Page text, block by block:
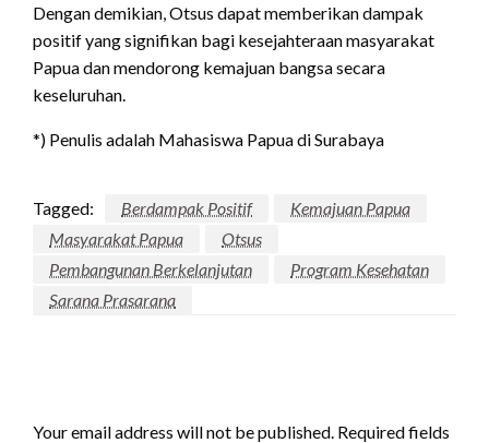
Dengan demikian, Otsus dapat memberikan dampak
positif yang signifikan bagi kesejahteraan masyarakat
Papua dan mendorong kemajuan bangsa secara
keseluruhan.
*) Penulis adalah Mahasiswa Papua di Surabaya
Tagged: Berdampak Positif
Kemajuan Papua
Masyarakat Papua
Otsus
Pembangunan Berkelanjutan
Program Kesehatan
Sarana Prasarana
Your email address will not be published. Required fields